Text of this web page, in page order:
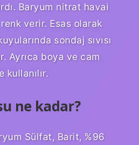
Baryum nitrat havai
verir. Esas olarak
sondaj sıvısı
Ayrıca boya ve cam
kullanılır.
ne kadar?
Sülfat, Barit, %96